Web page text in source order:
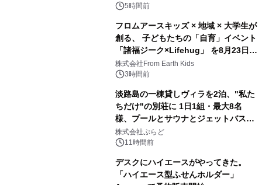
得な素泊まり連泊プランで
5時間前
フロムアースキッズ × 地域 × 大学生が
創る、 子どもたちの「自育」イベント
「諸福ジーク×Lifehug」 を8月23日
(日)開催
株式会社From Earth Kids
3時間前
淡路島の一棟貸しヴィラを2泊、"私た
ちだけ"の別荘に 1日1組・最大8名
様、プールとサウナとジェットバス付
きで Villa Mon Temps AWAJIの連泊
素泊りプラン
株式会社ぷらど
11時間前
デスクにハイエースがやってきた。
「ハイエース型ふせんホルダー」